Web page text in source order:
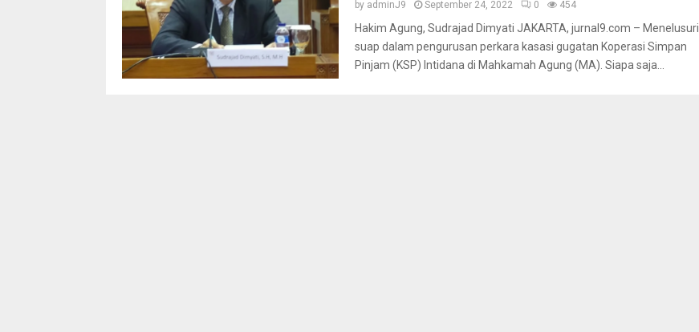
by adminJ9 September 24, 2022 0 454
Hakim Agung, Sudrajad Dimyati JAKARTA, jurnal9.com – Menelusuri
suap dalam pengurusan perkara kasasi gugatan Koperasi Simpan
Pinjam (KSP) Intidana di Mahkamah Agung (MA). Siapa saja...